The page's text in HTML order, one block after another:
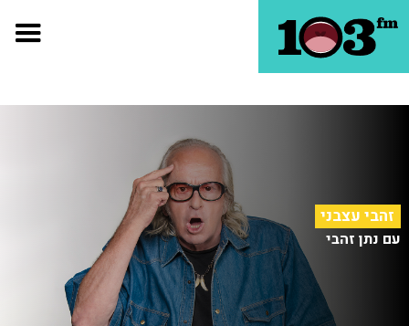
זהבי עצבני
עם נתן זהבי